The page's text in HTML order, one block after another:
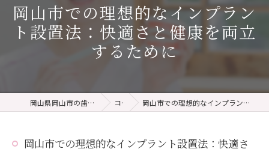
岡山市での理想的なインプラン
ト設置法：快適さと健康を両立
するために
岡山県岡山市の歯医者ならキレイハ岡山院 コラム 岡山市での理想的なインプラント設置法：快適さと健康を両立するために
岡山市での理想的なインプラント設置法：快適さ